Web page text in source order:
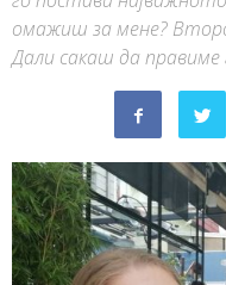
омажиш за мене?
Дали сакаш да правиме